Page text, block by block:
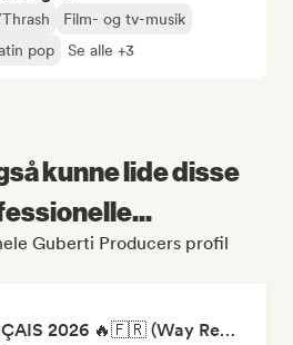
Film- og tv-musik
pop Se alle +3
kunne lide disse
Guberti Producers profil
RAP FRANÇAIS 2026 🔥🇫🇷 (Way Records)